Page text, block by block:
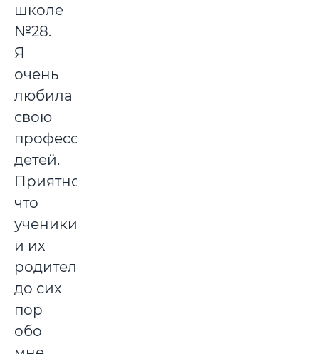
школе
№28.
Я
очень
любила
свою
профессию,
детей.
Приятно,
что
ученики
и их
родители
до сих
пор
обо